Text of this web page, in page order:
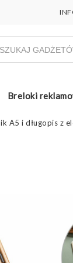
Breloki
A5 i długopis z